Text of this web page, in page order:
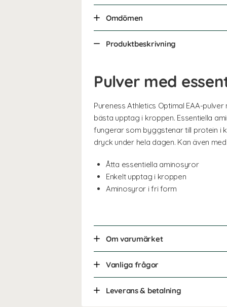
Omdömen
Produktbeskrivning
Pulver med
Pureness Athletics Optimal EAA-
bästa upptag i kroppen. Essentiella
fungerar som byggstenar till protein i
dryck under hela dagen. Kan även
Åtta essentiella aminosyror
Enkelt upptag i kroppen
Aminosyror i fri form
Om varumärket
Vanliga frågor
Leverans & betalning